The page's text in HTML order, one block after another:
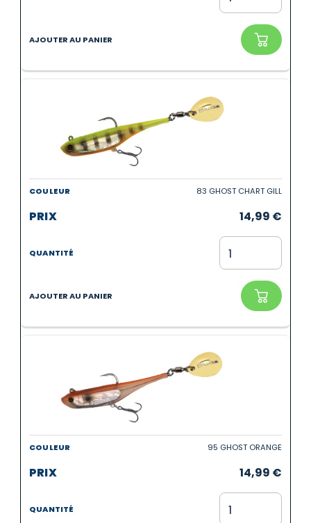
83 GHOST CHART GILL
14,99 €
95 GHOST ORANGE
14,99 €